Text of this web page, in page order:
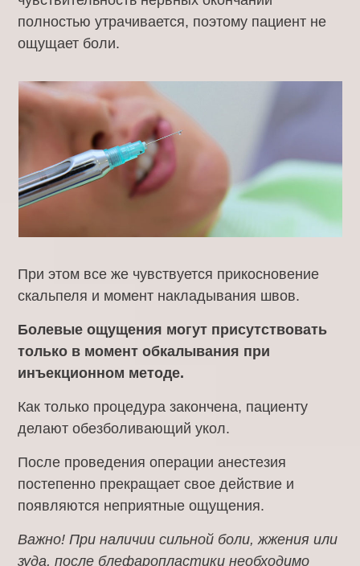
полностью утрачивается, поэтому пациент не
ощущает боли.
При этом все же чувствуется прикосновение
скальпеля и момент накладывания швов.
Болевые ощущения могут присутствовать
только в момент обкалывания при
инъекционном методе.
Как только процедура закончена, пациенту
делают обезболивающий укол.
После проведения операции анестезия
постепенно прекращает свое действие и
появляются неприятные ощущения.
Важно! При наличии сильной боли, жжения или
зуда, после блефаропластики необходимо